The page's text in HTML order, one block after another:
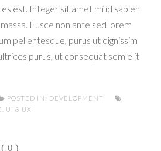
est. Integer sit amet mi id sapien
Fusce non ante sed lorem
pellentesque, purus ut dignissim
purus, ut consequat sem elit
POSTED IN: DEVELOPMENT
UI & UX
(0)